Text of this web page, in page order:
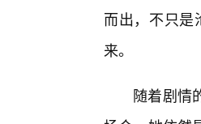
而出，不只是
来。
随着剧情